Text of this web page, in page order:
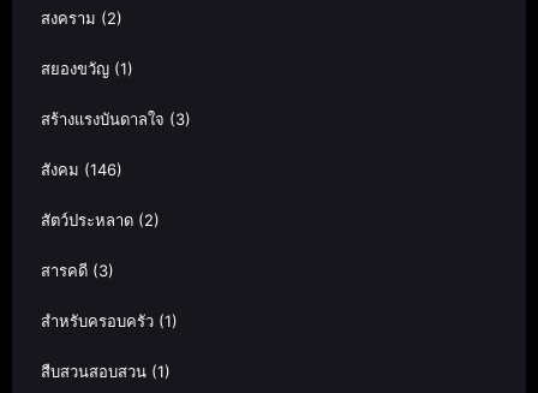
สงคราม (2)
สยองขวัญ (1)
สร้างแรงบันดาลใจ (3)
สังคม (146)
สัตว์ประหลาด (2)
สารคดี (3)
สำหรับครอบครัว (1)
สืบสวนสอบสวน (1)